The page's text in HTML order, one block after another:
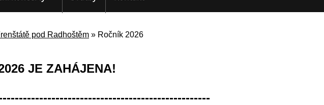
pod Radhoštěm » Ročník 2026
JE ZAHÁJENA!